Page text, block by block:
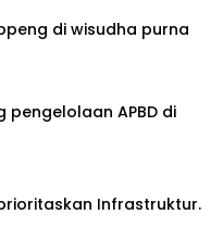
di wisudha purna
pengelolaan APBD di
Infrastruktur.